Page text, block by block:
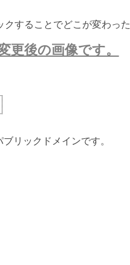
することでどこが変わっ
更後の画像です。
リックドメインです。